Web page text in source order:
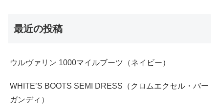
最近の投稿
ウルヴァリン 1000マイルブーツ（ネイビー）
WHITE’S BOOTS SEMI DRESS（クロムエクセル・バー
ガンディ）